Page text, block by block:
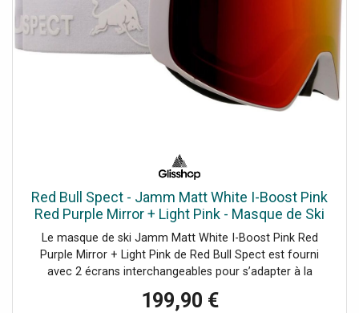
Red Bull Spect - Jamm Matt White I-Boost Pink
Red Purple Mirror + Light Pink - Masque de Ski
Le masque de ski Jamm Matt White I-Boost Pink Red
Purple Mirror + Light Pink de Red Bull Spect est fourni
avec 2 écrans interchangeables pour s’adapter à la
199,90 €